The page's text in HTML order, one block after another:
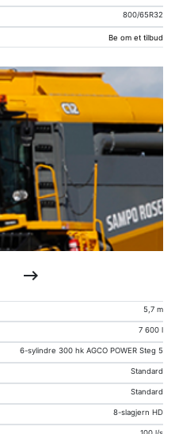
800/65R32
Be om et tilbud
keyboard_backspace
5,7 m
7 600 l
6-sylindre 300 hk AGCO POWER Steg 5
Standard
Standard
8-slagjern HD